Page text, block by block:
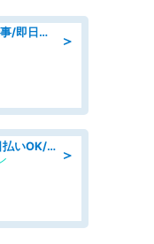
＞
営業/商社でのルート営業のお仕事/即日勤務可/車通勤可/営業
＞
検品・検査/未経験OK/高収入/日払いOK/交替制/20・30・40代活躍中